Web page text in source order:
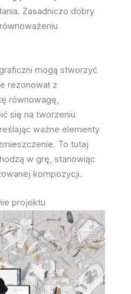
Zasadniczo dobry
mogą stworzyć
rezonował z
równowagę,
się na tworzeniu
ważne elementy
To tutaj
w grę, stanowiąc
kompozycji.
projektu